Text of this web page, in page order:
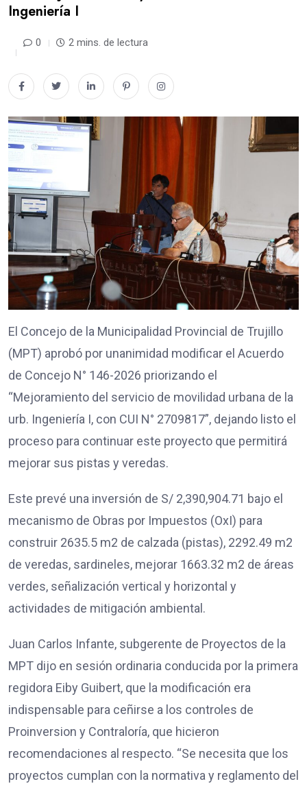
Ingeniería I
0 2 mins. de lectura
El Concejo de la Municipalidad Provincial de Trujillo
(MPT) aprobó por unanimidad modificar el Acuerdo
de Concejo N° 146-2026 priorizando el
“Mejoramiento del servicio de movilidad urbana de la
urb. Ingeniería I, con CUI N° 2709817”, dejando listo el
proceso para continuar este proyecto que permitirá
mejorar sus pistas y veredas.
Este prevé una inversión de S/ 2,390,904.71 bajo el
mecanismo de Obras por Impuestos (OxI) para
construir 2635.5 m2 de calzada (pistas), 2292.49 m2
de veredas, sardineles, mejorar 1663.32 m2 de áreas
verdes, señalización vertical y horizontal y
actividades de mitigación ambiental.
Juan Carlos Infante, subgerente de Proyectos de la
MPT dijo en sesión ordinaria conducida por la primera
regidora Eiby Guibert, que la modificación era
indispensable para ceñirse a los controles de
Proinversion y Contraloría, que hicieron
recomendaciones al respecto. “Se necesita que los
proyectos cumplan con la normativa y reglamento del